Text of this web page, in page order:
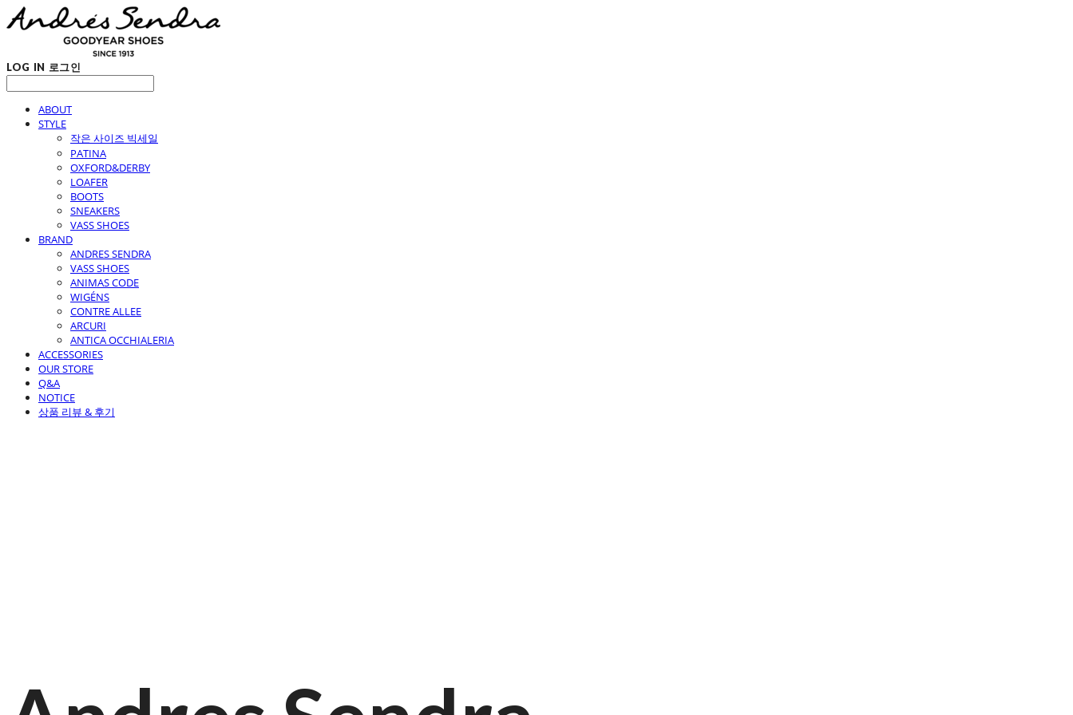
LOG IN 로그인
ABOUT
STYLE
작은 사이즈 빅세일
PATINA
OXFORD&DERBY
LOAFER
BOOTS
SNEAKERS
VASS SHOES
BRAND
ANDRES SENDRA
VASS SHOES
ANIMAS CODE
WIGÉNS
CONTRE ALLEE
ARCURI
ANTICA OCCHIALERIA
ACCESSORIES
OUR STORE
Q&A
NOTICE
상품 리뷰 & 후기